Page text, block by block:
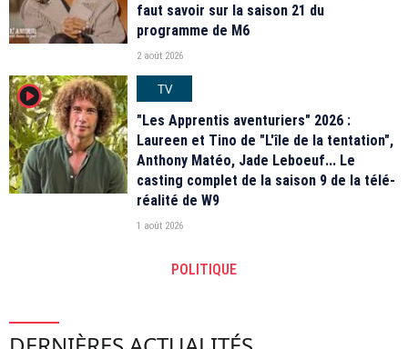
faut savoir sur la saison 21 du
programme de M6
2 août 2026
player2
TV
"Les Apprentis aventuriers" 2026 :
Laureen et Tino de "L'île de la tentation",
Anthony Matéo, Jade Leboeuf... Le
casting complet de la saison 9 de la télé-
réalité de W9
1 août 2026
POLITIQUE